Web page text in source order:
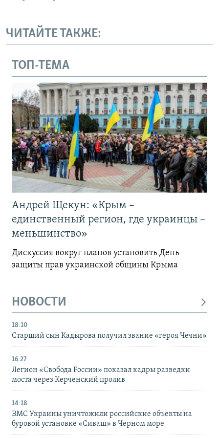
ЧИТАЙТЕ ТАКЖЕ:
ТОП-ТЕМА
Андрей Щекун: «Крым –
единственный регион, где украинцы –
меньшинство»
Дискуссия вокруг планов установить День
защиты прав украинской общины Крыма
НОВОСТИ
18:10
Старший сын Кадырова получил звание «героя Чечни»
16:27
Легион «Свобода России» показал кадры разведки
моста через Керченский пролив
14:18
ВМС Украины уничтожили российские объекты на
буровой установке «Сиваш» в Черном море